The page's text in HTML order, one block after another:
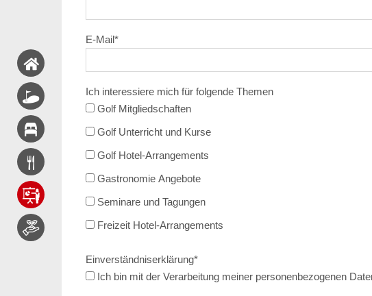
E-Mail*
Ich interessiere mich für folgende Themen
Golf Mitgliedschaften
Golf Unterricht und Kurse
Golf Hotel-Arrangements
Gastronomie Angebote
Seminare und Tagungen
Freizeit Hotel-Arrangements
Einverständniserklärung*
Ich bin mit der Verarbeitung meiner personenbezogenen Daten einverstanden und habe die